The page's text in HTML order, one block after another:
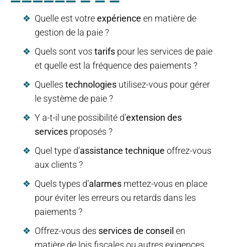
Quelle est votreexpérience en matière de
gestion de la paie ?
Quels sont vos tarifs pour les services de paie
et quelle est la fréquence des paiements ?
Quelles technologies utilisez-vous pour gérer
le système de paie ?
Y a-t-il une possibilité d’extension des
services proposés ?
Quel type d’assistance technique offrez-vous
aux clients ?
Quels types d’alarmes mettez-vous en place
pour éviter les erreurs ou retards dans les
paiements ?
Offrez-vous des services de conseil en